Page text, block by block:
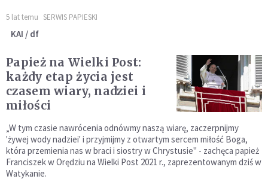
5 lat temu SERWIS PAPIESKI
KAI / df
Papież na Wielki Post:
każdy etap życia jest
czasem wiary, nadziei i
miłości
„W tym czasie nawrócenia odnówmy naszą wiarę, zaczerpnijmy
'żywej wody nadziei' i przyjmijmy z otwartym sercem miłość Boga,
która przemienia nas w braci i siostry w Chrystusie" - zachęca papież
Franciszek w Orędziu na Wielki Post 2021 r., zaprezentowanym dziś w
Watykanie.